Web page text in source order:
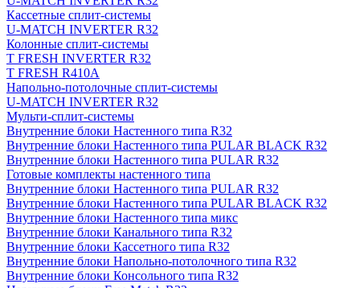
Кассетные сплит-системы
U-MATCH INVERTER R32
Колонные сплит-системы
T FRESH INVERTER R32
T FRESH R410A
Напольно-потолочные сплит-системы
U-MATCH INVERTER R32
Мульти-сплит-системы
Внутренние блоки Настенного типа R32
Внутренние блоки Настенного типа PULAR BLACK R32
Внутренние блоки Настенного типа PULAR R32
Готовые комплекты настенного типа
Внутренние блоки Настенного типа PULAR R32
Внутренние блоки Настенного типа PULAR BLACK R32
Внутренние блоки Настенного типа микс
Внутренние блоки Канального типа R32
Внутренние блоки Кассетного типа R32
Внутренние блоки Напольно-потолочного типа R32
Внутренние блоки Консольного типа R32